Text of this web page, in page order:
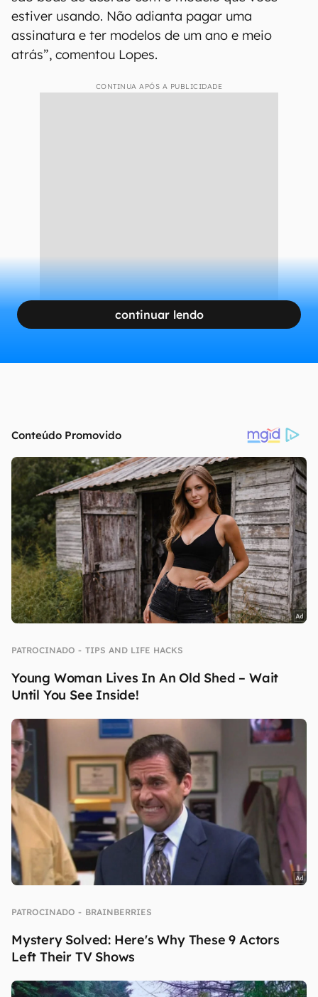
estiver usando. Não adianta pagar uma
assinatura e ter modelos de um ano e meio
atrás”, comentou Lopes.
CONTINUA APÓS A PUBLICIDADE
continuar lendo